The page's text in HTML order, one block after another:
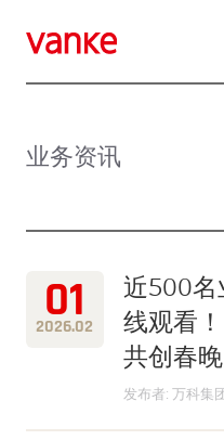
业务资讯
01
2026.02
近500名
线观看
共创春
发布者: 万科集